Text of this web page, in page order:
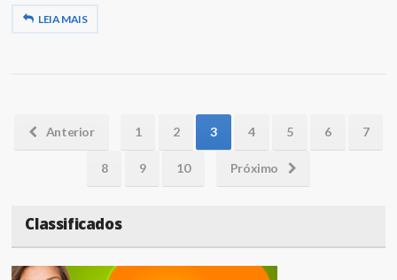
LEIA MAIS
Anterior 1 2 3 4 5 6 7
8 9 10 Próximo
Classificados